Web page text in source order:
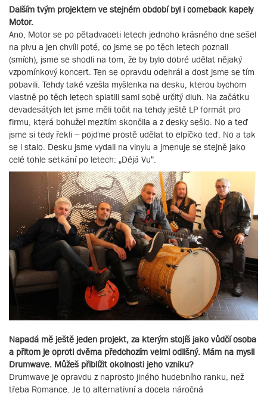
Dalším tvým projektem ve stejném období byl i comeback kapely
Motor.
Ano, Motor se po pětadvaceti letech jednoho krásného dne sešel
na pivu a jen chvíli poté, co jsme se po těch letech poznali
(smích), jsme se shodli na tom, že by bylo dobré udělat nějaký
vzpomínkový koncert. Ten se opravdu odehrál a dost jsme se tím
pobavili. Tehdy také vzešla myšlenka na desku, kterou bychom
vlastně po těch letech splatili sami sobě určitý dluh. Na začátku
devadesátých let jsme měli točit na tehdy ještě LP formát pro
firmu, která bohužel mezitím skončila a z desky sešlo. No a teď
jsme si tedy řekli – pojďme prostě udělat to elpíčko teď. No a tak
se i stalo. Desku jsme vydali na vinylu a jmenuje se stejně jako
celé tohle setkání po letech: „Déjá Vu“.
Napadá mě ještě jeden projekt, za kterým stojíš jako vůdčí osoba
a přitom je oproti dvěma předchozím velmi odlišný. Mám na mysli
Drumwave. Můžeš přiblížit okolnosti jeho vzniku?
Drumwave je opravdu z naprosto jiného hudebního ranku, než
třeba Romance. Je to alternativní a docela náročná